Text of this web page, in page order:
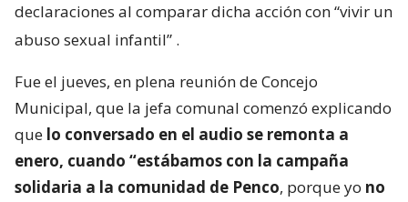
declaraciones al comparar dicha acción con “vivir un
abuso sexual infantil” .
Fue el jueves, en plena reunión de Concejo
Municipal, que la jefa comunal comenzó explicando
que lo conversado en el audio se remonta a
enero, cuando “estábamos con la campaña
solidaria a la comunidad de Penco, porque yo no